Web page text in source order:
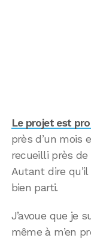
Le projet est
près d’un mois
recueilli près de
Autant dire
bien parti.
J’avoue que je
même à m’en